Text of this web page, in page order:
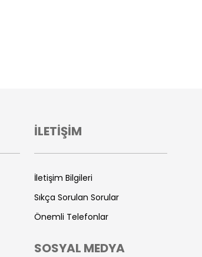
İLETİŞİM
İletişim Bilgileri
Sıkça Sorulan Sorular
Önemli Telefonlar
SOSYAL MEDYA